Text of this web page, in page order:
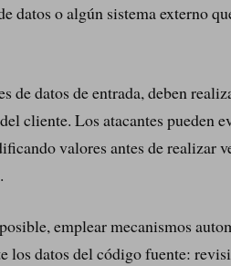
datos o algún sistema externo
de datos de entrada, deben
cliente. Los atacantes pueden
valores antes de realizar
emplear mecanismos
los datos del código fuente: